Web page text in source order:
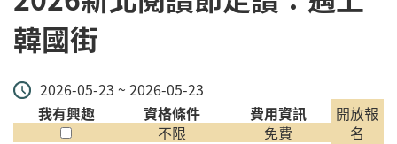
韓國街
2026-05-23 ~ 2026-05-23
我有興趣
資格條件
不限
費用資訊
免費
開放報
名